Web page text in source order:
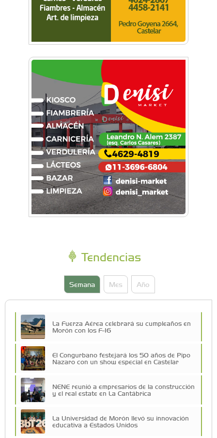
Tendencias
Semana Mes Año
La Fuerza Aérea celebrará su cumpleaños en
Morón con los F-16
El Congurbano festejará los 50 años de Pipo
Nazaro con un show especial en Castelar
NENE reunió a empresarios de la construcción
y el real estate en La Cantábrica
La Universidad de Morón llevó su innovación
educativa a Estados Unidos